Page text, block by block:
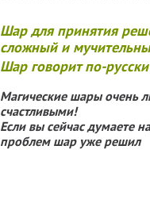
Шар для принятия
сложный и
Шар говорит по-
Магические шары очень
счастливыми!
Если вы сейчас думаете
проблем шар уже решил